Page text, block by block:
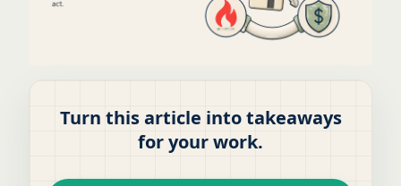
Turn this article into takeaways
for your work.